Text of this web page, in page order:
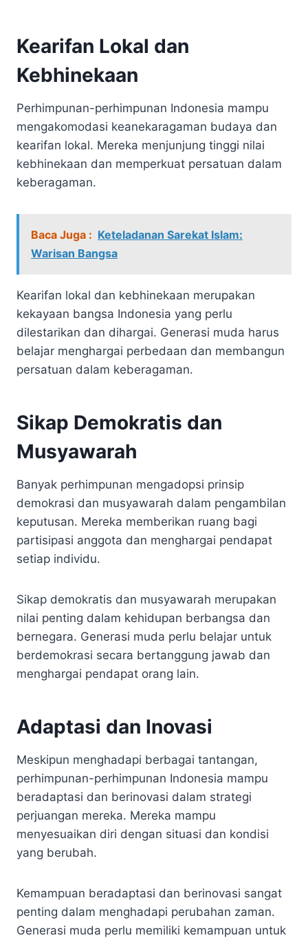
Kearifan Lokal dan
Kebhinekaan
Perhimpunan-perhimpunan Indonesia mampu
mengakomodasi keanekaragaman budaya dan
kearifan lokal. Mereka menjunjung tinggi nilai
kebhinekaan dan memperkuat persatuan dalam
keberagaman.
Baca Juga : Keteladanan Sarekat Islam:
Warisan Bangsa
Kearifan lokal dan kebhinekaan merupakan
kekayaan bangsa Indonesia yang perlu
dilestarikan dan dihargai. Generasi muda harus
belajar menghargai perbedaan dan membangun
persatuan dalam keberagaman.
Sikap Demokratis dan
Musyawarah
Banyak perhimpunan mengadopsi prinsip
demokrasi dan musyawarah dalam pengambilan
keputusan. Mereka memberikan ruang bagi
partisipasi anggota dan menghargai pendapat
setiap individu.
Sikap demokratis dan musyawarah merupakan
nilai penting dalam kehidupan berbangsa dan
bernegara. Generasi muda perlu belajar untuk
berdemokrasi secara bertanggung jawab dan
menghargai pendapat orang lain.
Adaptasi dan Inovasi
Meskipun menghadapi berbagai tantangan,
perhimpunan-perhimpunan Indonesia mampu
beradaptasi dan berinovasi dalam strategi
perjuangan mereka. Mereka mampu
menyesuaikan diri dengan situasi dan kondisi
yang berubah.
Kemampuan beradaptasi dan berinovasi sangat
penting dalam menghadapi perubahan zaman.
Generasi muda perlu memiliki kemampuan untuk